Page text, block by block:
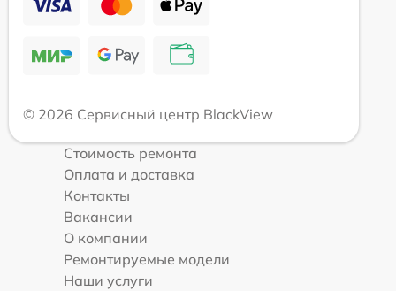
© 2026 Сервисный центр BlackView
Стоимость ремонта
Оплата и доставка
Контакты
Вакансии
О компании
Ремонтируемые модели
Наши услуги